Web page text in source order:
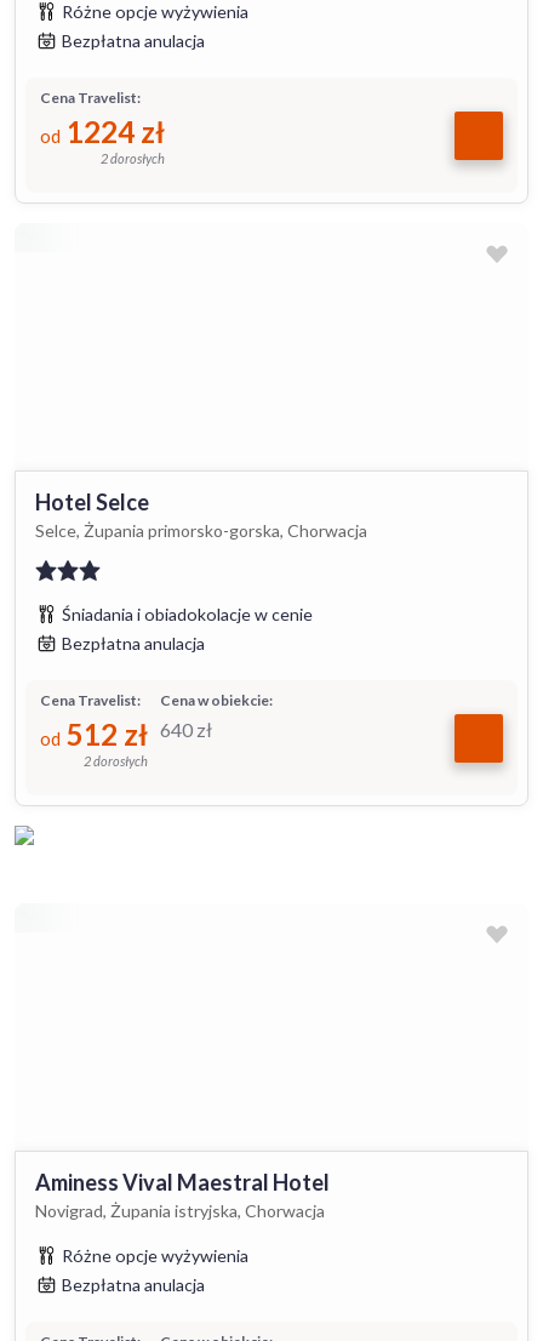
Różne opcje wyżywienia
Bezpłatna anulacja
Cena Travelist:
od 1224 zł
2 dorosłych
Hotel Selce
Selce, Żupania primorsko-gorska, Chorwacja
Śniadania i obiadokolacje w cenie
Bezpłatna anulacja
Cena w obiekcie:
640 zł
Cena Travelist:
od 512 zł
2 dorosłych
Aminess Vival Maestral Hotel
Novigrad, Żupania istryjska, Chorwacja
Różne opcje wyżywienia
Bezpłatna anulacja